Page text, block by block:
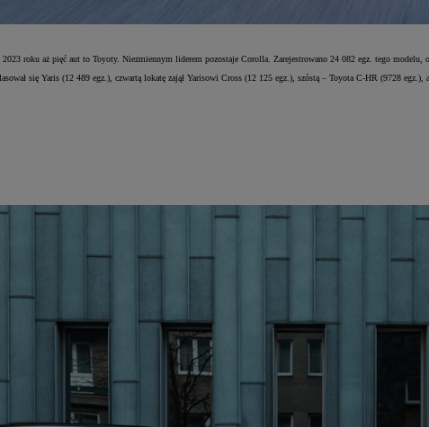
roku aż pięć aut to Toyoty. Niezmiennym liderem pozostaje Corolla. Zarejestrowano 24 082 egz. tego
się Yaris (12 489 egz.), czwartą lokatę zajął Yarisowi Cross (12 125 egz.), szóstą – Toyota C-HR (9728 egz.),